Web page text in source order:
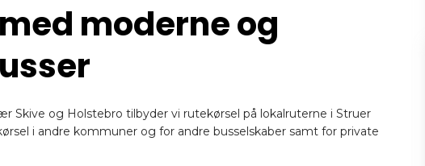
moderne og
Skive og Holstebro tilbyder vi rutekørsel på lokalruterne i Struer
i andre kommuner og for andre busselskaber samt for private